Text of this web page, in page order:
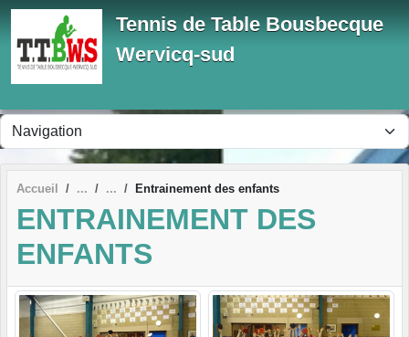
Tennis de Table Bousbecque
Wervicq-sud
Accueil Entrainement des enfants
ENTRAINEMENT DES
ENFANTS
Panneau de gestion des cookies